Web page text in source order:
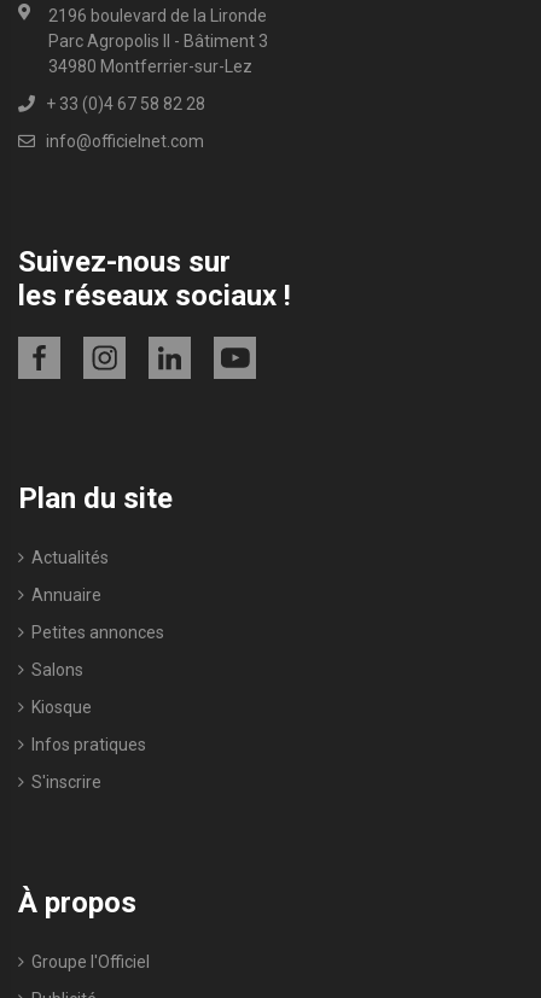
2196 boulevard de la Lironde
Parc Agropolis II - Bâtiment 3
34980 Montferrier-sur-Lez
+ 33 (0)4 67 58 82 28
info@officielnet.com
Suivez-nous sur
les réseaux sociaux !
Plan du site
Actualités
Annuaire
Petites annonces
Salons
Kiosque
Infos pratiques
S'inscrire
À propos
Groupe l'Officiel